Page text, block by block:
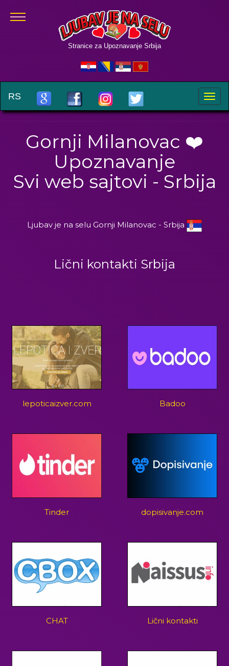
Stranice za Upoznavanje Srbija
Toggle
RS
Gornji Milanovac ❤️
Upoznavanje
Svi web sajtovi - Srbija
Ljubav je na selu Gornji Milanovac - Srbija
Lični kontakti Srbija
lepoticaizver.com Badoo
Tinder dopisivanje.com
CHAT Lični kontakti